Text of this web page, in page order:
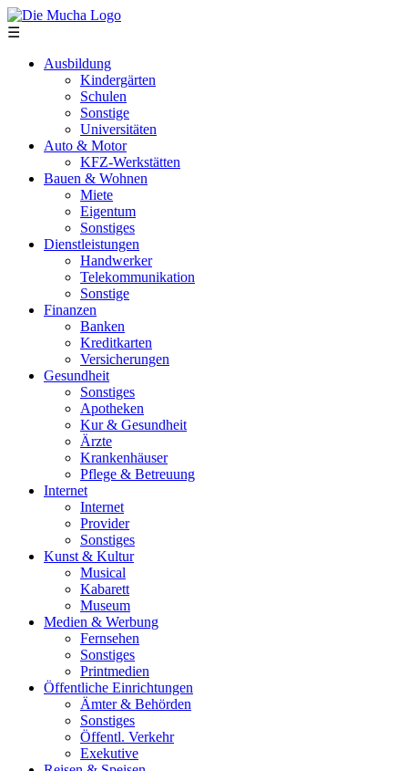
Direkt zum Inhalt
☰
Ausbildung
Kindergärten
Schulen
Sonstige
Universitäten
Auto & Motor
KFZ-Werkstätten
Bauen & Wohnen
Miete
Eigentum
Sonstiges
Dienstleistungen
Handwerker
Telekommunikation
Sonstige
Finanzen
Banken
Kreditkarten
Versicherungen
Gesundheit
Sonstiges
Apotheken
Kur & Gesundheit
Ärzte
Krankenhäuser
Pflege & Betreuung
Internet
Internet
Provider
Sonstiges
Kunst & Kultur
Musical
Kabarett
Museum
Medien & Werbung
Fernsehen
Sonstiges
Printmedien
Öffentliche Einrichtungen
Ämter & Behörden
Sonstiges
Öffentl. Verkehr
Exekutive